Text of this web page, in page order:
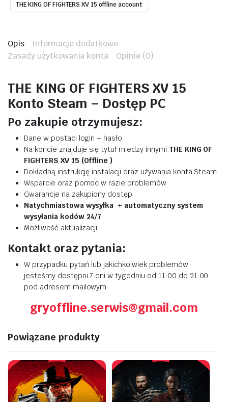
THE KING OF FIGHTERS XV 15 offline account
Opis
Informacje dodatkowe
Zasady użytkowania konta
Opinie (0)
THE KING OF FIGHTERS XV 15
Konto Steam – Dostęp PC
Po zakupie otrzymujesz:
Dane w postaci login + hasło
Na koncie znajduje się tytuł miedzy innymi THE KING OF
FIGHTERS XV 15 (Offline )
Dokładną instrukcję instalacji oraz używania konta Steam
Wsparcie oraz pomoc w razie problemów
Gwarancje na zakupiony dostęp
Natychmiastowa wysyłka + automatyczny system
wysyłania kodów 24/7
Możliwość aktualizacji
Kontakt oraz pytania:
W przypadku pytań lub jakichkolwiek problemów
jesteśmy dostępni 7 dni w tygodniu od 11:00 do 21:00
pod adresem mailowym
gryoffline.serwis@gmail.com
Powiązane produkty